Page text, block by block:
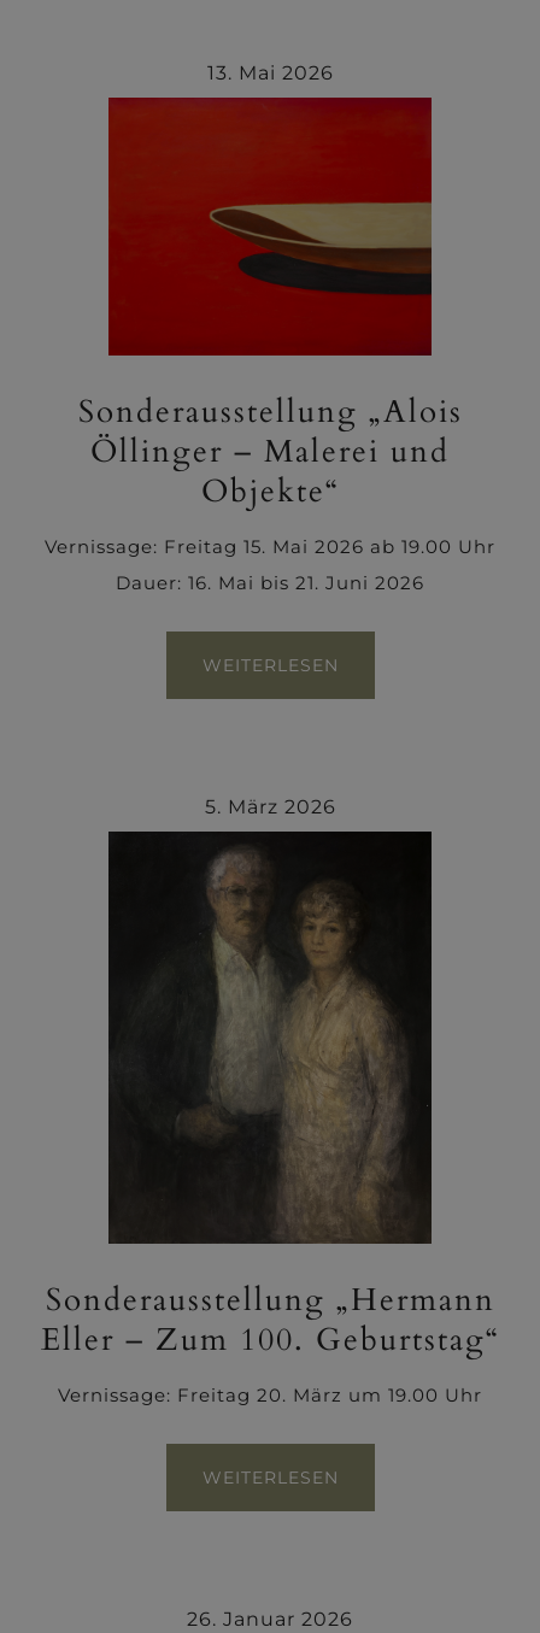
13. Mai 2026
Sonderausstellung „Alois
Öllinger – Malerei und
Objekte“
Vernissage: Freitag 15. Mai 2026 ab 19.00 Uhr
Dauer: 16. Mai bis 21. Juni 2026
WEITERLESEN
5. März 2026
Sonderausstellung „Hermann
Eller – Zum 100. Geburtstag“
Vernissage: Freitag 20. März um 19.00 Uhr
WEITERLESEN
26. Januar 2026